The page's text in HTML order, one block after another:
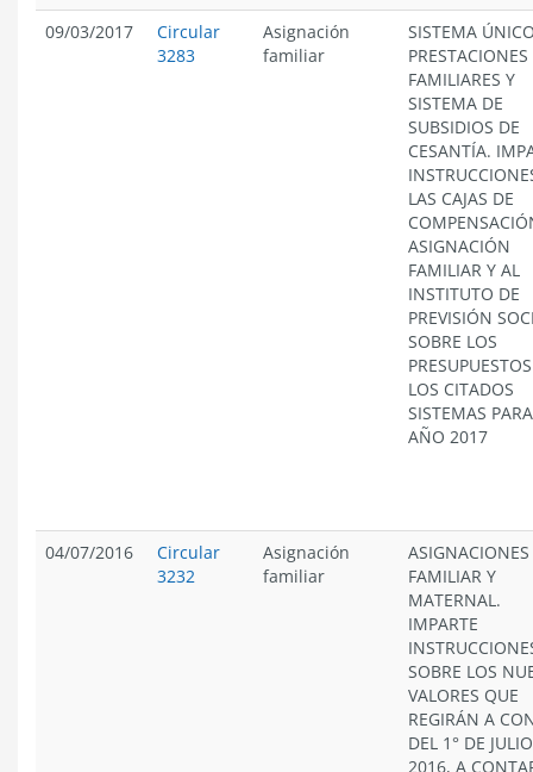
09/03/2017
Circular
3283
Asignación
familiar
SISTEMA
PRESTACIONES
FAMILIARES Y
SISTEMA DE
SUBSIDIOS DE
CESANTÍA.
LAS CAJAS DE
ASIGNACIÓN
FAMILIAR Y AL
INSTITUTO DE
PREVISIÓN
SOBRE LOS
LOS CITADOS
SISTEMAS
AÑO 2017
04/07/2016
Circular
3232
Asignación
familiar
ASIGNACIONES
FAMILIAR Y
MATERNAL.
IMPARTE
SOBRE LOS
VALORES QUE
REGIRÁN A
DEL 1° DE
2016, A